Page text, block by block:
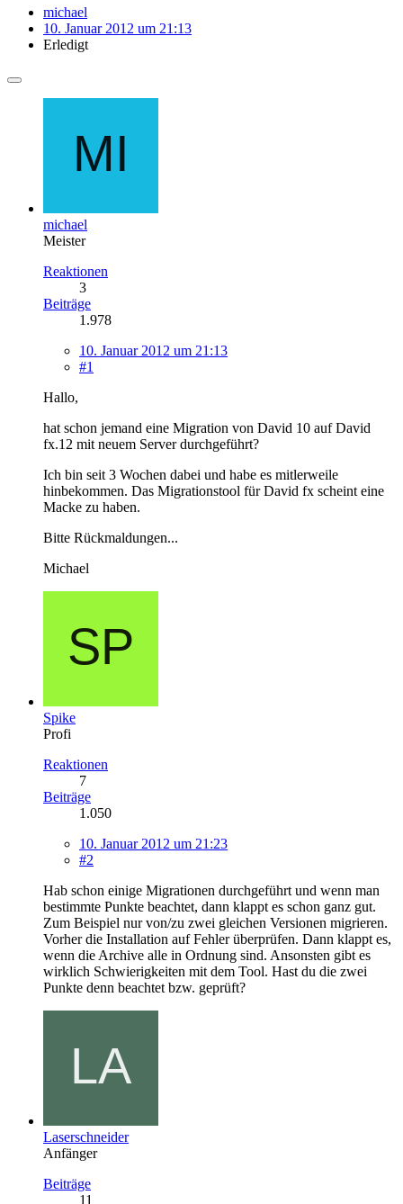
michael
10. Januar 2012 um 21:13
Erledigt
michael
Meister
Reaktionen
3
Beiträge
1.978
10. Januar 2012 um 21:13
#1
Hallo,
hat schon jemand eine Migration von David 10 auf David
fx.12 mit neuem Server durchgeführt?
Ich bin seit 3 Wochen dabei und habe es mitlerweile
hinbekommen. Das Migrationstool für David fx scheint eine
Macke zu haben.
Bitte Rückmaldungen...
Michael
Spike
Profi
Reaktionen
7
Beiträge
1.050
10. Januar 2012 um 21:23
#2
Hab schon einige Migrationen durchgeführt und wenn man
bestimmte Punkte beachtet, dann klappt es schon ganz gut.
Zum Beispiel nur von/zu zwei gleichen Versionen migrieren.
Vorher die Installation auf Fehler überprüfen. Dann klappt es,
wenn die Archive alle in Ordnung sind. Ansonsten gibt es
wirklich Schwierigkeiten mit dem Tool. Hast du die zwei
Punkte denn beachtet bzw. geprüft?
Laserschneider
Anfänger
Beiträge
11